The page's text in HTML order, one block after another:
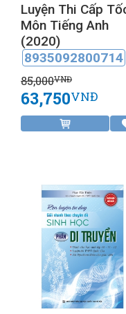
Luyện Thi Cấp
Môn Tiếng Anh
(2020)
8935092800714
85,000VNĐ
63,750VNĐ